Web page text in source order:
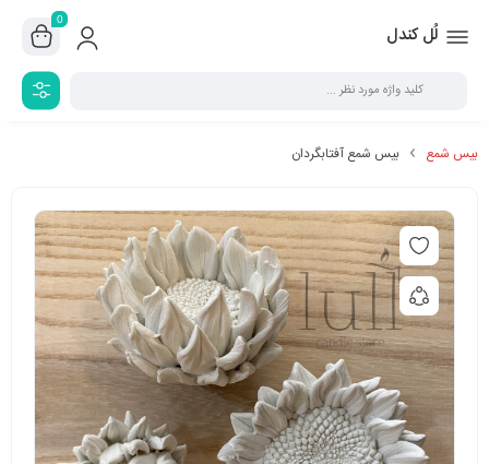
لُل کندل
0
بیس شمع بیس شمع آفتابگردان